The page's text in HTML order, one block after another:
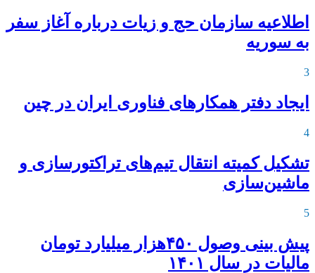
اطلاعیه‌ سازمان حج و زیات درباره آغاز سفر
به سوریه
3
ایجاد دفتر همکارهای فناوری ایران در چین
4
تشکیل کمیته انتقال تیم‌های تراکتورسازی و
ماشین‌سازی
5
پیش بینی وصول ۴۵۰هزار میلیارد تومان
مالیات در سال ۱۴۰۱